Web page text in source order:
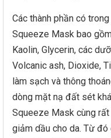
Các thành phần có
Squeeze Mask bao
Kaolin, Glycerin, các
Volcanic ash, Dioxide,
làm sạch và thông
dòng mặt nạ đất sét
Squeeze Mask cùng
giảm dầu cho da. Từ